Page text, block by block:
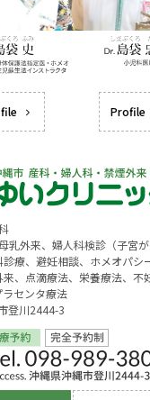
Profile
乳外来、婦人科検診（子宮
療、避妊相談、ホメオパシ
、点滴療法、栄養療法、不
センタ療法
登川2444-3